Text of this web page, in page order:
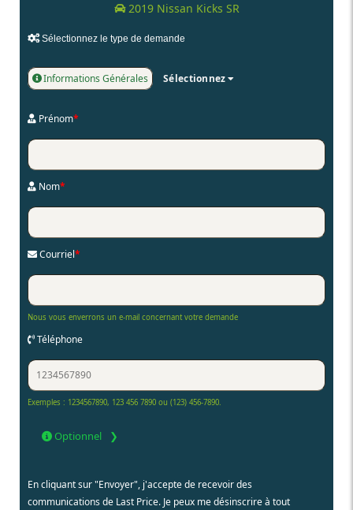
2019 Nissan Kicks SR
Sélectionnez le type de demande
Informations Générales Sélectionnez
Prénom*
Nom*
Courriel*
Nous vous enverrons un e-mail concernant votre demande
Téléphone
Exemples : 1234567890, 123 456 7890 ou (123) 456-7890.
Optionnel
En cliquant sur "Envoyer", j'accepte de recevoir des
communications de Last Price. Je peux me désinscrire à tout